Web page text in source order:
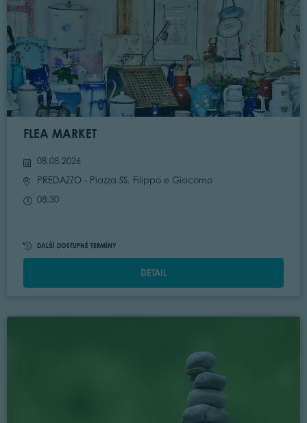
FLEA MARKET
08.08.2026
PREDAZZO - Piazza SS. Filippo e Giacomo
08:30
DALŠÍ DOSTUPNÉ TERMÍNY
DETAIL